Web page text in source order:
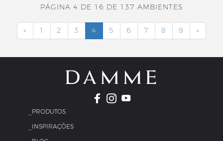
PÁGINA 4 DE 16 DE 137 AMBIENTES
« 1 2 3 4 5 6 7 8 9 »
_PRODUTOS
_INSPIRAÇÕES